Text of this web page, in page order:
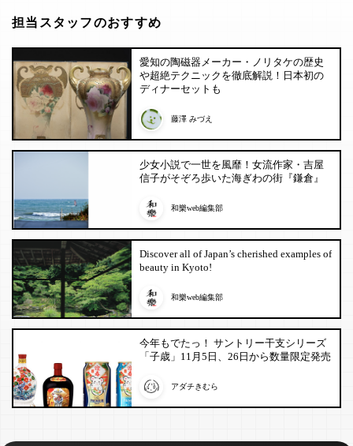
担当スタッフのおすすめ
愛知の陶磁器メーカー・ノリタケの歴史
や超絶テクニックを徹底解説！日本初の
ディナーセットも
藤澤 みづえ
少女小説で一世を風靡！女流作家・吉屋
信子がそぞろ歩いた海ぎわの街『鎌倉』
和樂web編集部
Discover all of Japan’s cherished examples of
beauty in Kyoto!
和樂web編集部
今年もでたっ！ サントリー干支シリーズ
「子歳」11月5日、26日から数量限定発売
アダチきむら